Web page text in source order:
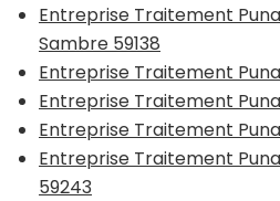
Entreprise Traitement
Sambre 59138
Entreprise Traitement
Entreprise Traitement
Entreprise Traitement
Entreprise Traitement
59243